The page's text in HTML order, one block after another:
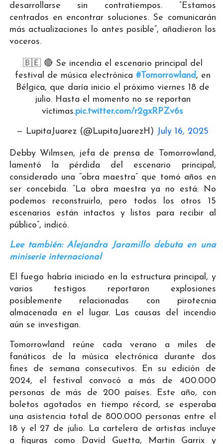
desarrollarse sin contratiempos. “Estamos
centrados en encontrar soluciones. Se comunicarán
más actualizaciones lo antes posible”, añadieron los
voceros.
🇧🇪 🔴 Se incendia el escenario principal del
festival de música electrónica #Tomorrowland, en
Bélgica, que daría inicio el próximo viernes 18 de
julio. Hasta el momento no se reportan
víctimas.pic.twitter.com/r2gxRPZv6s
— LupitaJuarez (@LupitaJuarezH) July 16, 2025
Debby Wilmsen, jefa de prensa de Tomorrowland,
lamentó la pérdida del escenario principal,
considerado una “obra maestra” que tomó años en
ser concebida. “La obra maestra ya no está. No
podemos reconstruirlo, pero todos los otros 15
escenarios están intactos y listos para recibir al
público”, indicó.
Lee también: Alejandra Jaramillo debuta en una
miniserie internacional
El fuego habría iniciado en la estructura principal, y
varios testigos reportaron explosiones
posiblemente relacionadas con pirotecnia
almacenada en el lugar. Las causas del incendio
aún se investigan.
Tomorrowland reúne cada verano a miles de
fanáticos de la música electrónica durante dos
fines de semana consecutivos. En su edición de
2024, el festival convocó a más de 400.000
personas de más de 200 países. Este año, con
boletos agotados en tiempo récord, se esperaba
una asistencia total de 800.000 personas entre el
18 y el 27 de julio. La cartelera de artistas incluye
a figuras como David Guetta, Martin Garrix y